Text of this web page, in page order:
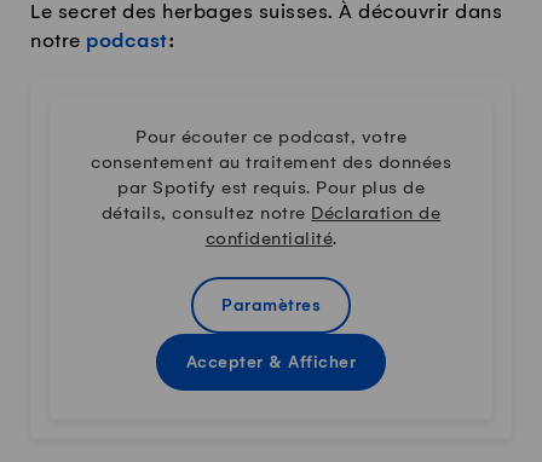
Le secret des herbages suisses. À découvrir dans
notre podcast:
Pour écouter ce podcast, votre
consentement au traitement des données
par Spotify est requis. Pour plus de
détails, consultez notre Déclaration de
confidentialité.
Paramètres
Accepter & Afficher